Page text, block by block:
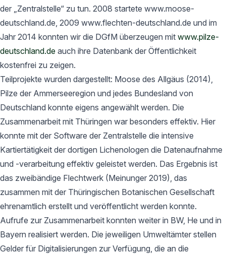
der „Zentralstelle“ zu tun. 2008 startete www.moose-
deutschland.de, 2009 www.flechten-deutschland.de und im
Jahr 2014 konnten wir die DGfM überzeugen mit www.pilze-
deutschland.de auch ihre Datenbank der Öffentlichkeit
kostenfrei zu zeigen.
Teilprojekte wurden dargestellt: Moose des Allgäus (2014),
Pilze der Ammerseeregion und jedes Bundesland von
Deutschland konnte eigens angewählt werden. Die
Zusammenarbeit mit Thüringen war besonders effektiv. Hier
konnte mit der Software der Zentralstelle die intensive
Kartiertätigkeit der dortigen Lichenologen die Datenaufnahme
und -verarbeitung effektiv geleistet werden. Das Ergebnis ist
das zweibändige Flechtwerk (Meinunger 2019), das
zusammen mit der Thüringischen Botanischen Gesellschaft
ehrenamtlich erstellt und veröffentlicht werden konnte.
Aufrufe zur Zusammenarbeit konnten weiter in BW, He und in
Bayern realisiert werden. Die jeweiligen Umweltämter stellen
Gelder für Digitalisierungen zur Verfügung, die an die